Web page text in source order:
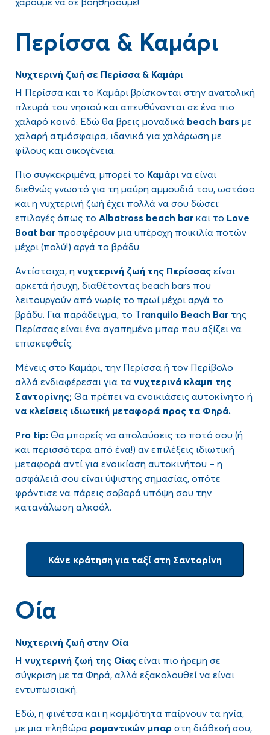
Περίσσα & Καμάρι
Νυχτερινή ζωή σε Περίσσα & Καμάρι
Η Περίσσα και το Καμάρι βρίσκονται στην ανατολική
πλευρά του νησιού και απευθύνονται σε ένα πιο
χαλαρό κοινό. Εδώ θα βρεις μοναδικά beach bars με
χαλαρή ατμόσφαιρα, ιδανικά για χαλάρωση με
φίλους και οικογένεια.
Πιο συγκεκριμένα, μπορεί το Καμάρι να είναι
διεθνώς γνωστό για τη μαύρη αμμουδιά του, ωστόσο
και η νυχτερινή ζωή έχει πολλά να σου δώσει:
επιλογές όπως το Albatross beach bar και το Love
Boat bar προσφέρουν μια υπέροχη ποικιλία ποτών
μέχρι (πολύ!) αργά το βράδυ.
Αντίστοιχα, η νυχτερινή ζωή της Περίσσας είναι
αρκετά ήσυχη, διαθέτοντας beach bars που
λειτουργούν από νωρίς το πρωί μέχρι αργά το
βράδυ. Για παράδειγμα, το Tranquilo Beach Bar της
Περίσσας είναι ένα αγαπημένο μπαρ που αξίζει να
επισκεφθείς.
Μένεις στο Καμάρι, την Περίσσα ή τον Περίβολο
αλλά ενδιαφέρεσαι για τα νυχτερινά κλαμπ της
Σαντορίνης; Θα πρέπει να ενοικιάσεις αυτοκίνητο ή
να κλείσεις ιδιωτική μεταφορά προς τα Φηρά.
Pro tip: Θα μπορείς να απολαύσεις το ποτό σου (ή
και περισσότερα από ένα!) αν επιλέξεις ιδιωτική
μεταφορά αντί για ενοικίαση αυτοκινήτου – η
ασφάλειά σου είναι ύψιστης σημασίας, οπότε
φρόντισε να πάρεις σοβαρά υπόψη σου την
κατανάλωση αλκοόλ.
Κάνε κράτηση για ταξί στη Σαντορίνη
Οία
Νυχτερινή ζωή στην Οία
Η νυχτερινή ζωή της Οίας είναι πιο ήρεμη σε
σύγκριση με τα Φηρά, αλλά εξακολουθεί να είναι
εντυπωσιακή.
Εδώ, η φινέτσα και η κομψότητα παίρνουν τα ηνία,
με μια πληθώρα ρομαντικών μπαρ στη διάθεσή σου,